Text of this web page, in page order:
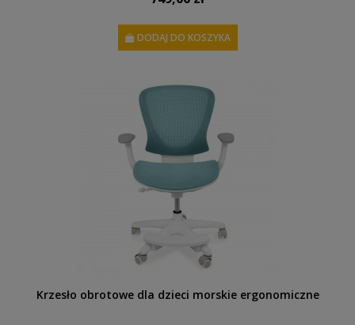
DODAJ DO KOSZYKA
Krzesło obrotowe dla dzieci morskie ergonomiczne